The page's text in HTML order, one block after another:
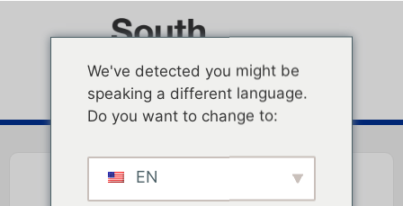
We've detected you might be
speaking a different language.
Do you want to change to:
EN